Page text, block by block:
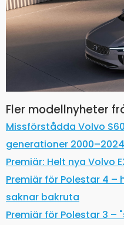
Fler modellnyheter
Missförstådda Volvo
generationer 2000–2024
Premiär: Helt nya Volvo
Premiär för Polestar 4 –
saknar bakruta
Premiär för Polestar 3